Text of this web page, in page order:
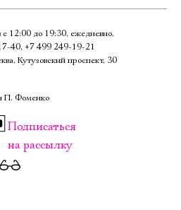
12:00 до 19:30, ежедневно,
, +7 499 249‑19‑21
Кутузовский проспект, 30
П. Фоменко
Подписаться
на рассылку